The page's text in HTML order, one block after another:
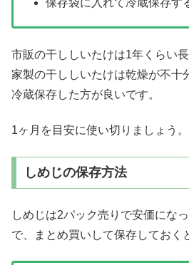
保存袋に入れて冷蔵保存す
市販の干ししいたけは1年くらい
家製の干ししいたけは乾燥が不十
冷蔵保存した方が良いです。
1ヶ月を目安に使い切りましょう。
しめじの保存方法
しめじは2パック売りで安価にな
で、まとめ買いして保存しておく